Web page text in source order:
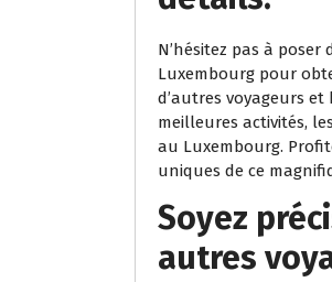
N’hésitez pas à
Luxembourg pour
d’autres voyageurs
meilleures activités,
au Luxembourg.
uniques de ce
Soyez
autres